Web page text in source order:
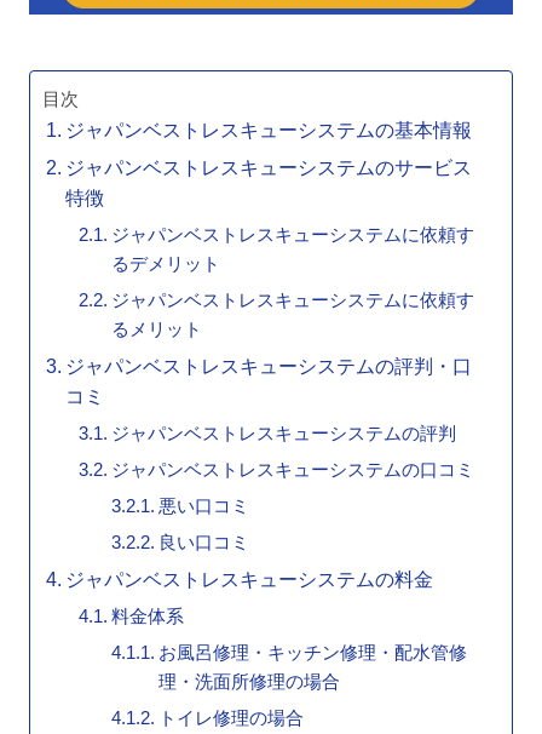
目次
ジャパンベストレスキューシステムの基本情報
ジャパンベストレスキューシステムのサービス
特徴
ジャパンベストレスキューシステムに依頼す
るデメリット
ジャパンベストレスキューシステムに依頼す
るメリット
ジャパンベストレスキューシステムの評判・口
コミ
ジャパンベストレスキューシステムの評判
ジャパンベストレスキューシステムの口コミ
悪い口コミ
良い口コミ
ジャパンベストレスキューシステムの料金
料金体系
お風呂修理・キッチン修理・配水管修
理・洗面所修理の場合
トイレ修理の場合